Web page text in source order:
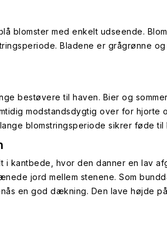
blomster med enkelt udseende.
Bladene er grågrønne
bestøvere til haven. Bier og
modstandsdygtig over for
blomstringsperiode sikrer føde
kantbede, hvor den danner en lav
jord mellem stenene. Som
en god dækning. Den lave højde